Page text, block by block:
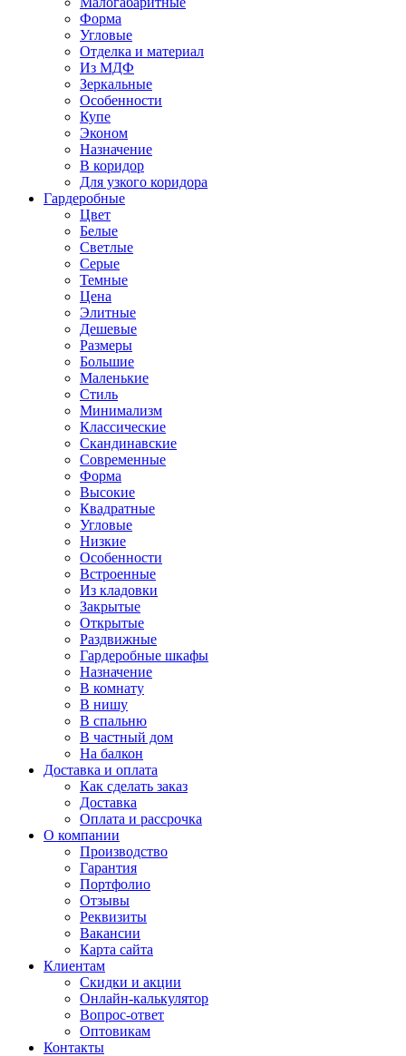
Форма
Угловые
Отделка и материал
Из МДФ
Зеркальные
Особенности
Купе
Эконом
Назначение
В коридор
Для узкого коридора
Гардеробные
Цвет
Белые
Светлые
Серые
Темные
Цена
Элитные
Дешевые
Размеры
Большие
Маленькие
Стиль
Минимализм
Классические
Скандинавские
Современные
Форма
Высокие
Квадратные
Угловые
Низкие
Особенности
Встроенные
Из кладовки
Закрытые
Открытые
Раздвижные
Гардеробные шкафы
Назначение
В комнату
В нишу
В спальню
В частный дом
На балкон
Доставка и оплата
Как сделать заказ
Доставка
Оплата и рассрочка
О компании
Производство
Гарантия
Портфолио
Отзывы
Реквизиты
Вакансии
Карта сайта
Клиентам
Скидки и акции
Онлайн-калькулятор
Вопрос-ответ
Оптовикам
Контакты